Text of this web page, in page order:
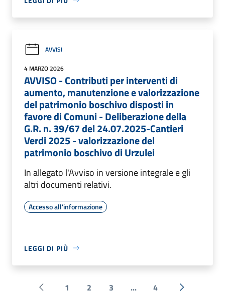
AVVISI
4 MARZO 2026
AVVISO - Contributi per interventi di
aumento, manutenzione e valorizzazione
del patrimonio boschivo disposti in
favore di Comuni - Deliberazione della
G.R. n. 39/67 del 24.07.2025-Cantieri
Verdi 2025 - valorizzazione del
patrimonio boschivo di Urzulei
In allegato l'Avviso in versione integrale e gli
altri documenti relativi.
Accesso all'informazione
LEGGI DI PIÙ
Pagina precedente
1 2 3 ... 4 Successiva